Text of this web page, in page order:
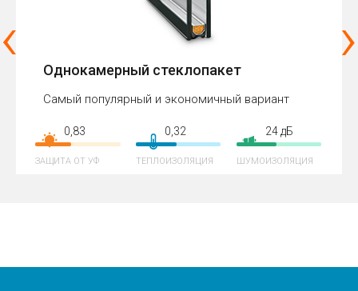
Однокамерный стеклопакет
Самый популярный и экономичный вариант
0,83
ЗАЩИТА ОТ УФ
0,32
ТЕПЛОИЗОЛЯЦИЯ
24 дБ
ШУМОИЗОЛЯЦИЯ
‹ ›